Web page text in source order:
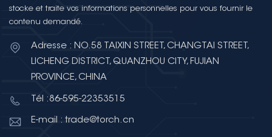
stocke et traite vos informations personnelles pour vous fournir le
contenu demandé.
Adresse : NO.58 TAIXIN STREET, CHANGTAI STREET,
LICHENG DISTRICT, QUANZHOU CITY, FUJIAN
PROVINCE, CHINA
Tél :86-595-22353515
E-mail : trade@torch.cn